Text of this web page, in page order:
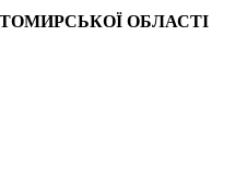
ОБЛАСТІ